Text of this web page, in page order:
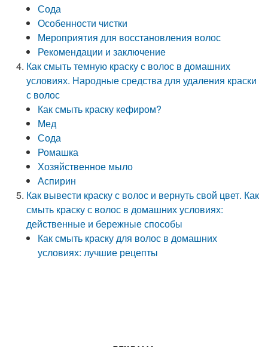
Сода
Особенности чистки
Мероприятия для восстановления волос
Рекомендации и заключение
Как смыть темную краску с волос в домашних
условиях. Народные средства для удаления краски
с волос
Как смыть краску кефиром?
Мед
Сода
Ромашка
Хозяйственное мыло
Аспирин
Как вывести краску с волос и вернуть свой цвет. Как
смыть краску с волос в домашних условиях:
действенные и бережные способы
Как смыть краску для волос в домашних
условиях: лучшие рецепты